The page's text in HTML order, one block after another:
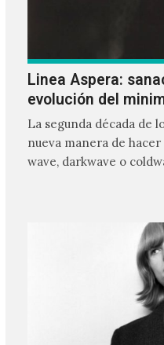
Linea Aspera:
evolución del
La segunda década de
nueva manera de
wave, darkwave o